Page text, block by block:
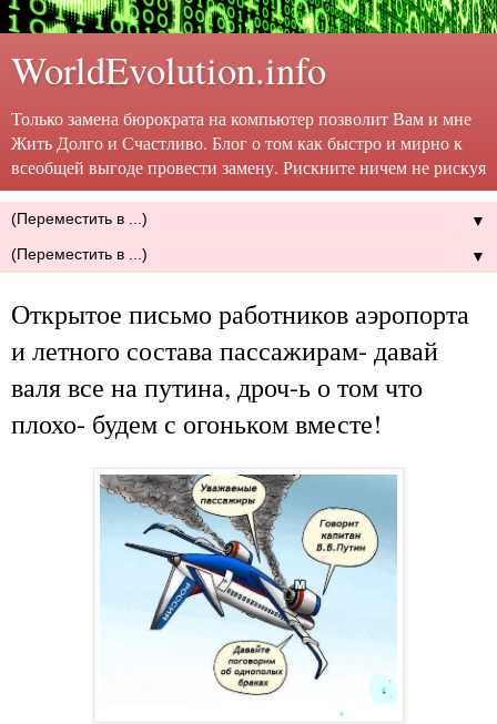
WorldEvolution.info
Только замена бюрократа на компьютер позволит Вам и мне
Жить Долго и Счастливо. Блог о том как быстро и мирно к
всеобщей выгоде провести замену. Рискните ничем не рискуя
▼
▼
Открытое письмо работников аэропорта
и летного состава пассажирам- давай
валя все на путина, дроч-ь о том что
плохо- будем с огоньком вместе!